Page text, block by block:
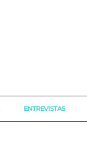
ENTREVISTAS